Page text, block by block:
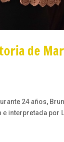
de
24 años,
interpretada por